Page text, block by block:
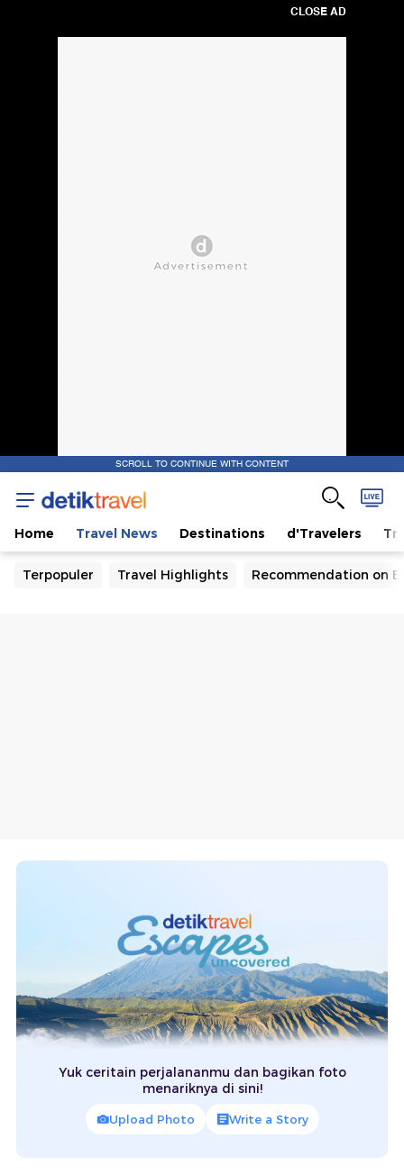
CLOSE AD
SCROLL TO CONTINUE WITH CONTENT
Home Travel News Destinations d'Travelers
Terpopuler Travel Highlights Recommendation on
Yuk ceritain perjalananmu dan bagikan foto
menariknya di sini!
Upload Photo Write a Story